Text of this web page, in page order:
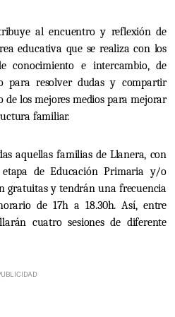
al encuentro y reflexión de
educativa que se realiza con los
conocimiento e intercambio, de
para resolver dudas y compartir
los mejores medios para mejorar
familiar.
aquellas familias de Llanera, con
de Educación Primaria y/o
gratuitas y tendrán una frecuencia
de 17h a 18.30h. Así, entre
cuatro sesiones de diferente